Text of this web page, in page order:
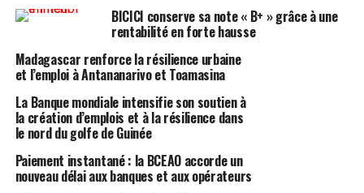
BICICI conserve sa note « B+ » grâce à une
rentabilité en forte hausse
Madagascar renforce la résilience urbaine
et l’emploi à Antananarivo et Toamasina
La Banque mondiale intensifie son soutien à
la création d’emplois et à la résilience dans
le nord du golfe de Guinée
Paiement instantané : la BCEAO accorde un
nouveau délai aux banques et aux opérateurs